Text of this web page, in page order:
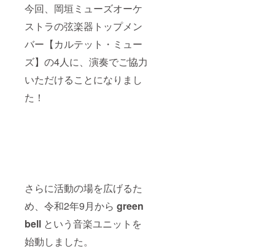
今回、岡垣ミューズオーケ
ストラの弦楽器トップメン
バー【カルテット・ミュー
ズ】の4人に、演奏でご協力
いただけることになりまし
た！
さらに活動の場を広げるた
め、令和2年9月から green
bell という音楽ユニットを
始動しました。